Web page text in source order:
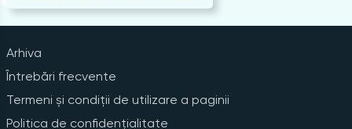
Arhiva
Întrebări frecvente
Termeni și condiții de utilizare a paginii
Politica de confidențialitate